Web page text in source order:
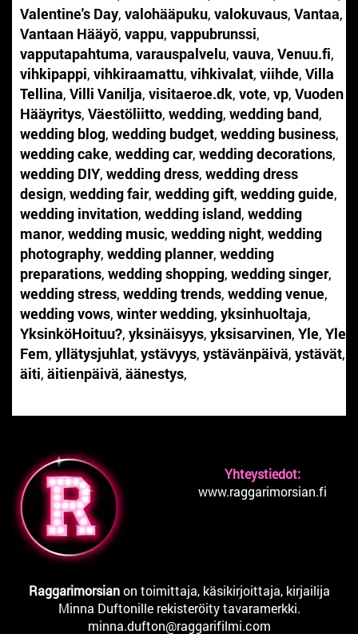
Valentine's Day, valohääpuku, valokuvaus, Vantaa,
Vantaan Hääyö, vappu, vappubrunssi,
vapputapahtuma, varauspalvelu, vauva, Venuu.fi,
vihkipappi, vihkiraamattu, vihkivalat, viihde, Villa
Tellina, Villi Vanilja, visitaeroe.dk, vote, vp, Vuoden
Hääyritys, Väestöliitto, wedding, wedding band,
wedding blog, wedding budget, wedding business,
wedding cake, wedding car, wedding decorations,
wedding DIY, wedding dress, wedding dress
design, wedding fair, wedding gift, wedding guide,
wedding invitation, wedding island, wedding
manor, wedding music, wedding night, wedding
photography, wedding planner, wedding
preparations, wedding shopping, wedding singer,
wedding stress, wedding trends, wedding venue,
wedding vows, winter wedding, yksinhuoltaja,
YksinköHoituu?, yksinäisyys, yksisarvinen, Yle, Yle
Fem, yllätysjuhlat, ystävyys, ystävänpäivä, ystävät,
äiti, äitienpäivä, äänestys,
Raggarimorsianon toimittaja, käsikirjoittaja, kirjailija
Minna Duftonille rekisteröity tavaramerkki.
Yhteystiedot:
www.raggarimorsian.fi
minna.dufton@raggarifilmi.com